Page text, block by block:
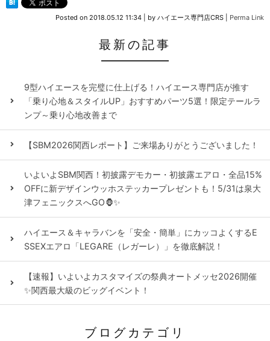
Posted on 2018.05.12 11:34 by ハイエース専門店CRS Perma Link
最新の記事
9型ハイエースを完璧に仕上げる！ハイエース専門店が推す
「乗り心地＆スタイルUP」おすすめパーツ5選！限定テールラ
ンプ～乗り心地改善まで
【SBM2026関西レポート】ご来場ありがとうございました！
いよいよSBM関西！初披露デモカー・初披露エアロ・全品15%
OFFに新デザインウッホステッカープレゼントも！5/31は泉大
津フェニックスへGO🦍✨
ハイエース＆キャラバンを「安全・簡単」にカッコよくするE
SSEXエアロ「LEGARE（レガーレ）」を徹底解説！
【速報】いよいよカスタマイズの祭典オートメッセ2026開催
✨関西最大級のビッグイベント！
ブログカテゴリ